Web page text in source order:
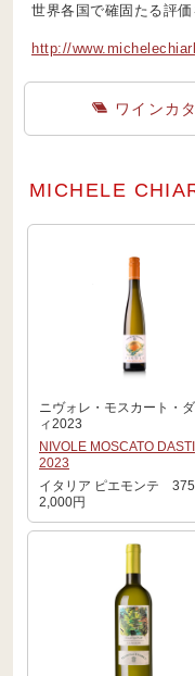
世界各国で確固たる評価
http://
ワインカ
MICHELE
ニヴォレ・モスカート・
ィ2023
NIVOLE MOSCATO DASTI
2023
イタリア ピエモンテ
2,000円